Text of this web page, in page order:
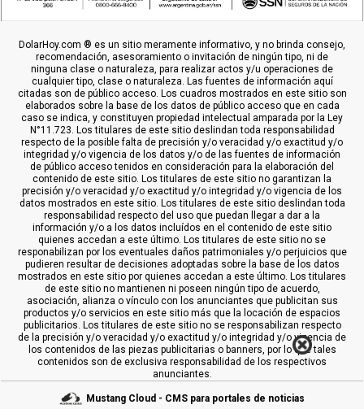
DolarHoy.com ® es un sitio meramente informativo, y no brinda consejo,
recomendación, asesoramiento o invitación de ningún tipo, ni de
ninguna clase o naturaleza, para realizar actos y/u operaciones de
cualquier tipo, clase o naturaleza. Las fuentes de información aquí
citadas son de público acceso. Los cuadros mostrados en este sitio son
elaborados sobre la base de los datos de público acceso que en cada
caso se indica, y constituyen propiedad intelectual amparada por la Ley
N°11.723. Los titulares de este sitio deslindan toda responsabilidad
respecto de la posible falta de precisión y/o veracidad y/o exactitud y/o
integridad y/o vigencia de los datos y/o de las fuentes de información
de público acceso tenidos en consideración para la elaboración del
contenido de este sitio. Los titulares de este sitio no garantizan la
precisión y/o veracidad y/o exactitud y/o integridad y/o vigencia de los
datos mostrados en este sitio. Los titulares de este sitio deslindan toda
responsabilidad respecto del uso que puedan llegar a dar a la
información y/o a los datos incluídos en el contenido de este sitio
quienes accedan a este último. Los titulares de este sitio no se
responabilizan por los eventuales daños patrimoniales y/o perjuicios que
pudieren resultar de decisiones adoptadas sobre la base de los datos
mostrados en este sitio por quienes accedan a este último. Los titulares
de este sitio no mantienen ni poseen ningún tipo de acuerdo,
asociación, alianza o vínculo con los anunciantes que publicitan sus
productos y/o servicios en este sitio más que la locación de espacios
publicitarios. Los titulares de este sitio no se responsabilizan respecto
de la precisión y/o veracidad y/o exactitud y/o integridad y/o vigencia de
los contenidos de las piezas publicitarias o banners, por lo que tales
contenidos son de exclusiva responsabilidad de los respectivos
anunciantes.
Mustang Cloud - CMS para portales de noticias